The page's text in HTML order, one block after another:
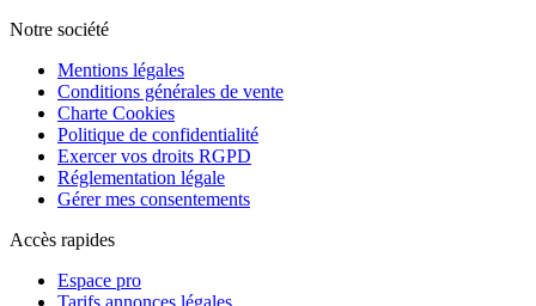
Notre société
Mentions légales
Conditions générales de vente
Charte Cookies
Politique de confidentialité
Exercer vos droits RGPD
Réglementation légale
Gérer mes consentements
Accès rapides
Espace pro
Tarifs annonces légales